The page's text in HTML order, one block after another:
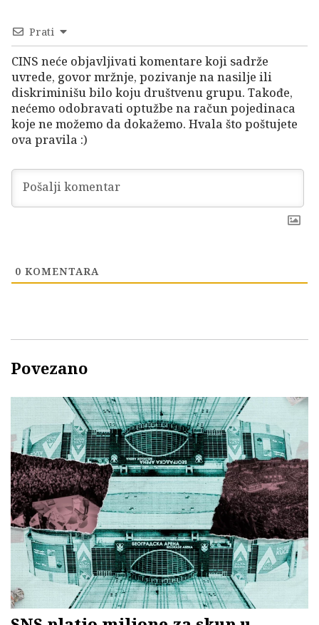
Prati
CINS neće objavljivati komentare koji sadrže
uvrede, govor mržnje, pozivanje na nasilje ili
diskriminišu bilo koju društvenu grupu. Takođe,
nećemo odobravati optužbe na račun pojedinaca
koje ne možemo da dokažemo. Hvala što poštujete
ova pravila :)
0 KOMENTARA
Povezano